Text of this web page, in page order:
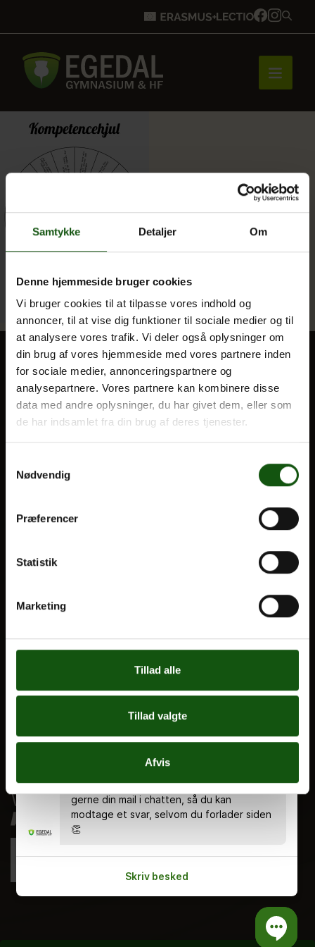
Samtykke Detaljer Om
Denne hjemmeside bruger cookies
Vi bruger cookies til at tilpasse vores indhold og
annoncer, til at vise dig funktioner til sociale medier og til
at analysere vores trafik. Vi deler også oplysninger om
din brug af vores hjemmeside med vores partnere inden
for sociale medier, annonceringspartnere og
analysepartnere. Vores partnere kan kombinere disse
data med andre oplysninger, du har givet dem, eller som
de har indsamlet fra din brug af deres tjenester.
Nødvendig
Præferencer
Statistik
Marketing
Tillad alle
Tillad valgte
Afvis
Forside
Bliv elev
Vores uddannelser
Om E.G.
BLIV ELEV
Optagelse
VORES UDDANNELSER
HF
Kontakt
Tal og Oplysninger
TilgængelighedserklæringChatten er bemandet alle hverdage kl.
besked uden for åbningstiden, og så
svarer vi dig, når vi er tilbage. Indtast
gerne din mail i chatten, så du kan
modtage et svar, selvom du forlader siden
👏
Skriv besked